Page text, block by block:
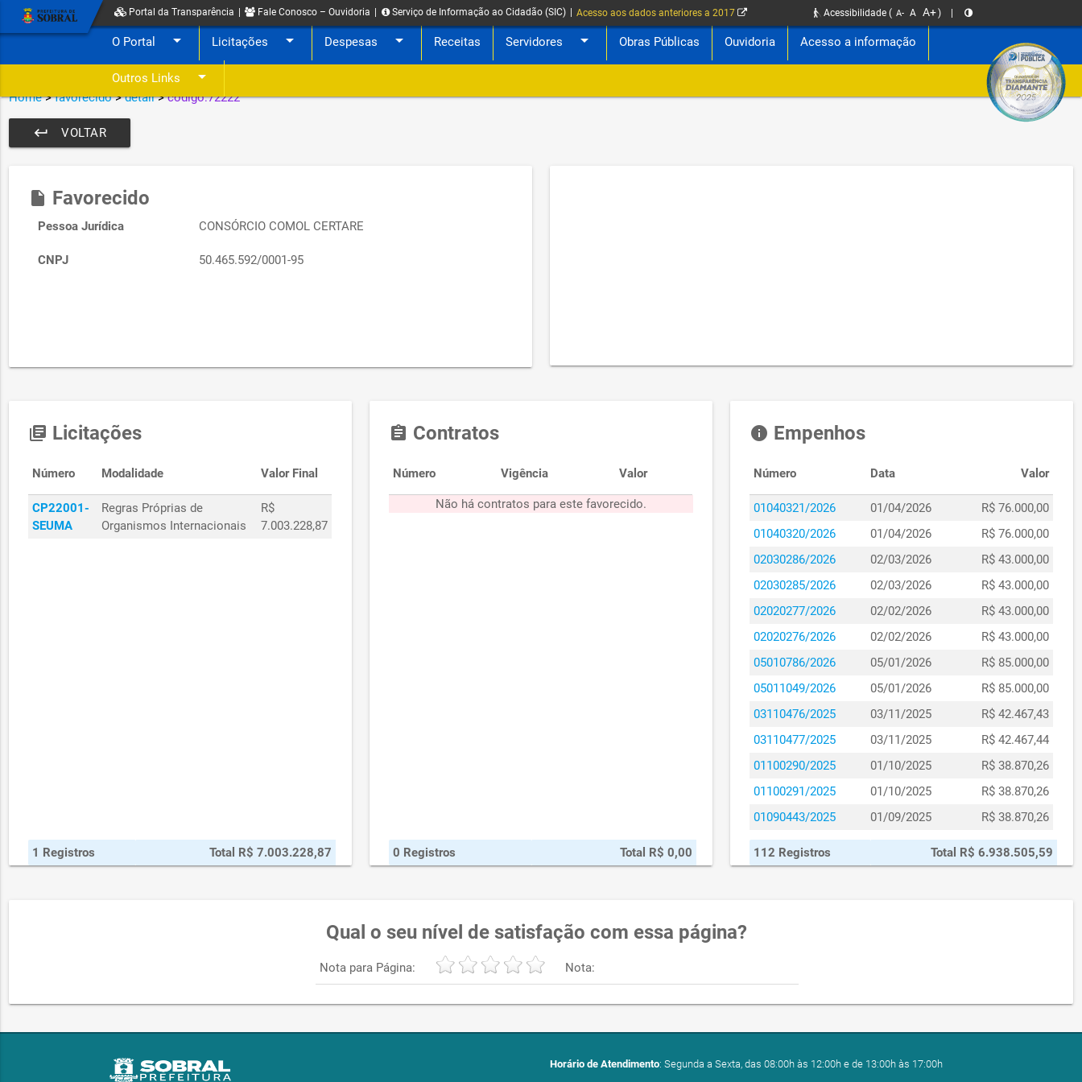
Portal da Transparência Fale Conosco – Ouvidoria Serviço de Informação ao Cidadão (SIC) Acesso aos dados anteriores a 2017 Acessibilidade ( A- A A+)
O Portal arrow_drop_down Licitações arrow_drop_down Despesas arrow_drop_down Receitas Servidores arrow_drop_down Obras Públicas Ouvidoria Acesso a informação
Outros Links arrow_drop_down
Home>favorecido>detail>codigo:72222
VOLTAR
keyboard_return
insert_drive_file Favorecido
Pessoa Jurídica CONSÓRCIO COMOL CERTARE
CNPJ 50.465.592/0001-95
library_books Licitações
Número Modalidade Valor Final
CP22001-
SEUMA
Regras Próprias de
Organismos Internacionais
R$
7.003.228,87
1 Registros Total R$ 7.003.228,87
assignment Contratos
Número Vigência Valor
Não há contratos para este favorecido.
0 Registros Total R$ 0,00
info Empenhos
Número Data Valor
01040321/2026 01/04/2026
R$ 76.000,00
01040320/2026
01/04/2026
R$ 76.000,00
02030286/2026
02/03/2026
R$ 43.000,00
02030285/2026
02/03/2026
R$ 43.000,00
02020277/2026
02/02/2026
R$ 43.000,00
02020276/2026
02/02/2026
R$ 43.000,00
05010786/2026
05/01/2026
R$ 85.000,00
05011049/2026
05/01/2026
R$ 85.000,00
03110476/2025
03/11/2025
R$ 42.467,43
03110477/2025
03/11/2025
R$ 42.467,44
01100290/2025
01/10/2025
R$ 38.870,26
01100291/2025
01/10/2025
R$ 38.870,26
01090443/2025
01/09/2025
R$ 38.870,26
01090442/2025
01/09/2025
R$ 38.870,26
01080451/2025
01/08/2025
R$ 38.870,26
112 Registros Total R$ 6.938.505,59
Qual o seu nível de satisfação com essa página?
Nota para Página: Nota:
Horário de Atendimento: Segunda a Sexta, das 08:00h às 12:00h e de 13:00h às 17:00h